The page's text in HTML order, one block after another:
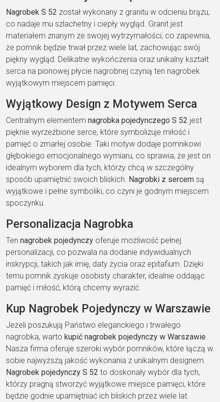
Nagrobek S 52 został wykonany z granitu w odcieniu brązu,
co nadaje mu szlachetny i ciepły wygląd. Granit jest
materiałem znanym ze swojej wytrzymałości, co zapewnia,
że pomnik będzie trwał przez wiele lat, zachowując swój
piękny wygląd. Delikatne wykończenia oraz unikalny kształt
serca na pionowej płycie nagrobnej czynią ten nagrobek
wyjątkowym miejscem pamięci.
Wyjątkowy Design z Motywem Serca
Centralnym elementem nagrobka pojedynczego S 52 jest
pięknie wyrzeźbione serce, które symbolizuje miłość i
pamięć o zmarłej osobie. Taki motyw dodaje pomnikowi
głębokiego emocjonalnego wymiaru, co sprawia, że jest on
idealnym wyborem dla tych, którzy chcą w szczególny
sposób upamiętnić swoich bliskich. Nagrobki z sercem są
wyjątkowe i pełne symboliki, co czyni je godnym miejscem
spoczynku.
Personalizacja Nagrobka
Ten nagrobek pojedynczy oferuje możliwość pełnej
personalizacji, co pozwala na dodanie indywidualnych
inskrypcji, takich jak imię, daty życia oraz epitafium. Dzięki
temu pomnik zyskuje osobisty charakter, idealnie oddając
pamięć i miłość, którą chcemy wyrazić.
Kup Nagrobek Pojedynczy w Warszawie
Jeżeli poszukują Państwo eleganckiego i trwałego
nagrobka, warto kupić nagrobek pojedynczy w Warszawie
Nasza firma oferuje szeroki wybór pomników, które łączą w
sobie najwyższą jakość wykonania z unikalnym designem.
Nagrobek pojedynczy S 52 to doskonały wybór dla tych,
którzy pragną stworzyć wyjątkowe miejsce pamięci, które
będzie godnie upamiętniać ich bliskich przez wiele lat.